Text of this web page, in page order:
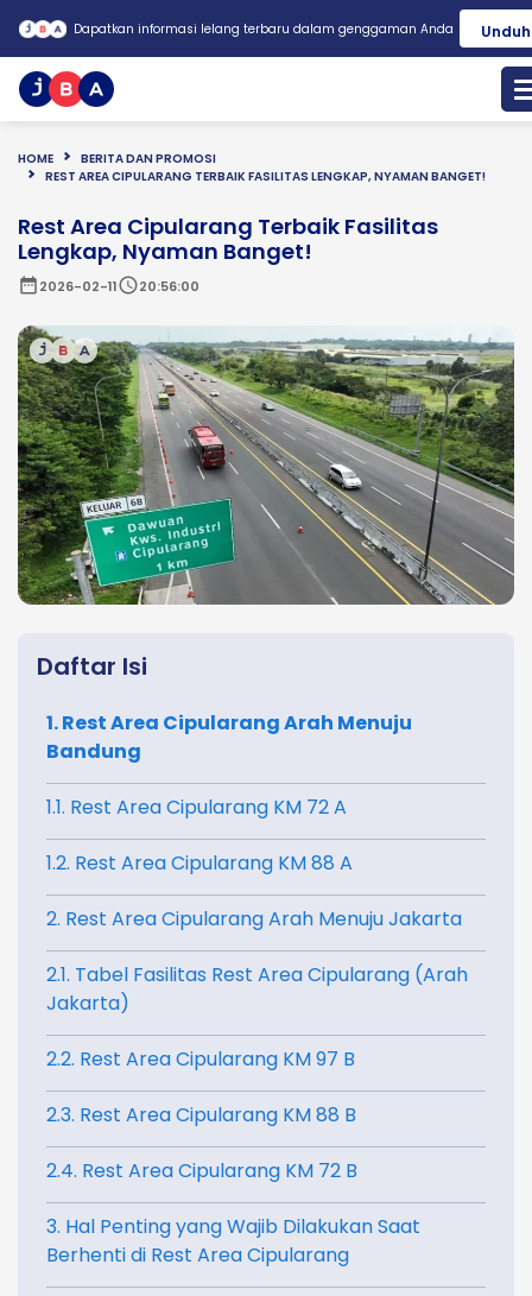
Dapatkan informasi lelang terbaru dalam genggaman Anda Unduh
HOME
BERITA DAN PROMOSI
REST AREA CIPULARANG TERBAIK FASILITAS LENGKAP, NYAMAN BANGET!
Rest Area Cipularang Terbaik Fasilitas
Lengkap, Nyaman Banget!
date_range2026-02-11schedule20:56:00
Daftar Isi
1. Rest Area Cipularang Arah Menuju
Bandung
1.1. Rest Area Cipularang KM 72 A
1.2. Rest Area Cipularang KM 88 A
2. Rest Area Cipularang Arah Menuju Jakarta
2.1. Tabel Fasilitas Rest Area Cipularang (Arah
Jakarta)
2.2. Rest Area Cipularang KM 97 B
2.3. Rest Area Cipularang KM 88 B
2.4. Rest Area Cipularang KM 72 B
3. Hal Penting yang Wajib Dilakukan Saat
Berhenti di Rest Area Cipularang